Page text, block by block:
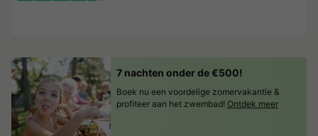
7 nachten onder de €500!
Boek nu een voordelige zomervakantie &
profiteer aan het zwembad! Ontdek meer